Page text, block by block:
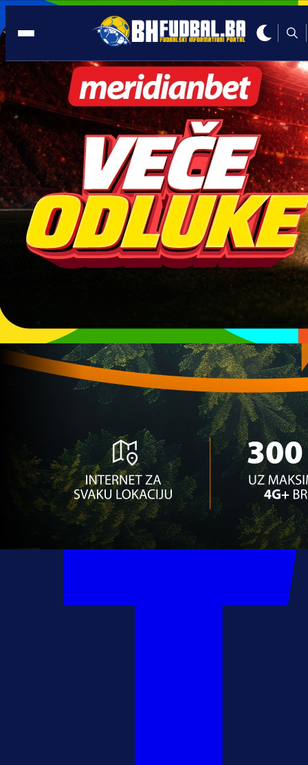
FIFA
11:46, 01.07.2026
Starosni profil reprezentacija na
Svjetskom prvenstvu 2026: Šta nam
11:46, 01.07.2026